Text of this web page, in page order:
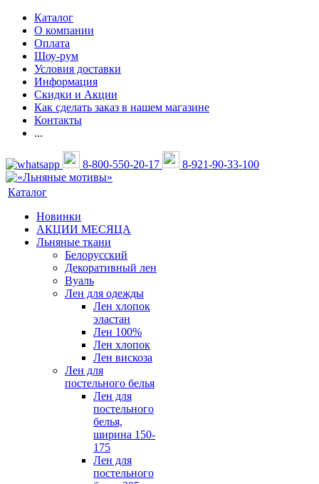
Каталог
О компании
Оплата
Шоу-рум
Условия доставки
Информация
Скидки и Акции
Как сделать заказ в нашем магазине
Контакты
...
8-800-550-20-17 8-921-90-33-100
Каталог
Новинки
АКЦИИ МЕСЯЦА
Льняные ткани
Белорусский
Декоративный лен
Вуаль
Лен для одежды
Лен хлопок
эластан
Лен 100%
Лен хлопок
Лен вискоза
Лен для
постельного белья
Лен для
постельного
белья,
ширина 150-
175
Лен для
постельного